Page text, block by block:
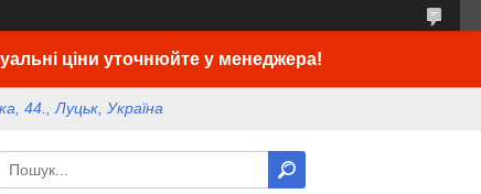
ціни уточнюйте у менеджера!
44., Луцьк, Україна